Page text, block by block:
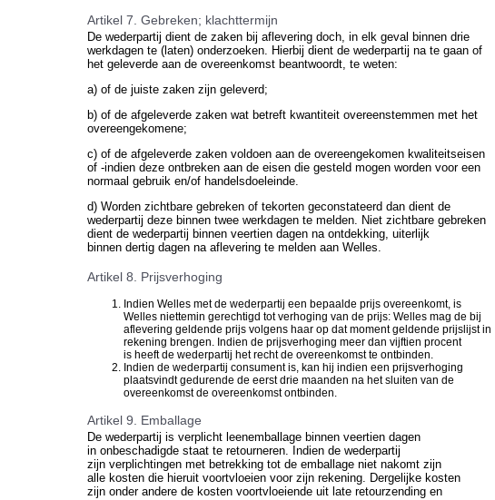
Artikel 7. Gebreken; klachttermijn
De wederpartij dient de zaken bij aflevering doch, in elk geval binnen drie
werkdagen te (laten) onderzoeken. Hierbij dient de wederpartij na te gaan of
het geleverde aan de overeenkomst beantwoordt, te weten:
a) of de juiste zaken zijn geleverd;
b) of de afgeleverde zaken wat betreft kwantiteit overeenstemmen met het
overeengekomene;
c) of de afgeleverde zaken voldoen aan de overeengekomen kwaliteitseisen
of -indien deze ontbreken aan de eisen die gesteld mogen worden voor een
normaal gebruik en/of handelsdoeleinde.
d) Worden zichtbare gebreken of tekorten geconstateerd dan dient de
wederpartij deze binnen twee werkdagen te melden. Niet zichtbare gebreken
dient de wederpartij binnen veertien dagen na ontdekking, uiterlijk
binnen dertig dagen na aflevering te melden aan Welles.
Artikel 8. Prijsverhoging
Indien Welles met de wederpartij een bepaalde prijs overeenkomt, is
Welles niettemin gerechtigd tot verhoging van de prijs: Welles mag de bij
aflevering geldende prijs volgens haar op dat moment geldende prijslijst in
rekening brengen. Indien de prijsverhoging meer dan vijftien procent
is heeft de wederpartij het recht de overeenkomst te ontbinden.
Indien de wederpartij consument is, kan hij indien een prijsverhoging
plaatsvindt gedurende de eerst drie maanden na het sluiten van de
overeenkomst de overeenkomst ontbinden.
Artikel 9. Emballage
De wederpartij is verplicht leenemballage binnen veertien dagen
in onbeschadigde staat te retourneren. Indien de wederpartij
zijn verplichtingen met betrekking tot de emballage niet nakomt zijn
alle kosten die hieruit voortvloeien voor zijn rekening. Dergelijke kosten
zijn onder andere de kosten voortvloeiende uit late retourzending en